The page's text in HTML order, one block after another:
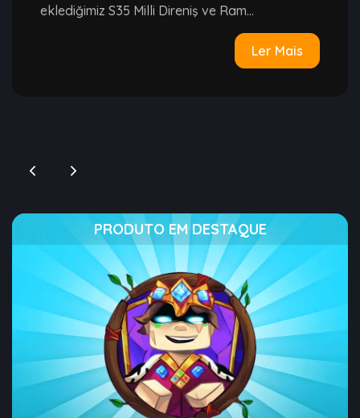
eklediğimiz S35 Milli Direniş ve Ram...
Ler Mais
PRODUTO EM DESTAQUE